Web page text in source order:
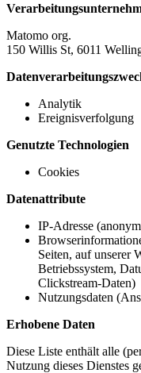
Matomo org.
150 Willis St, 6011
Analytik
Ereignisverfolgung
Genutzte Technologien
Cookies
Datenattribute
IP-Adresse
Seiten, auf unserer
Betriebssystem,
Clickstream-Daten)
Nutzungsdaten
Erhobene Daten
Diese Liste enthält alle
Nutzung dieses Dienstes